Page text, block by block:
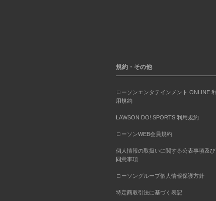
規約・その他
ローソンエンタテインメント ONLINE 利
用規約
LAWSON DO! SPORTS 利用規約
ローソンWEB会員規約
個人情報の取扱いに関する公表事項及び
同意事項
ローソングループ個人情報保護方針
特定商取引法に基づく表記